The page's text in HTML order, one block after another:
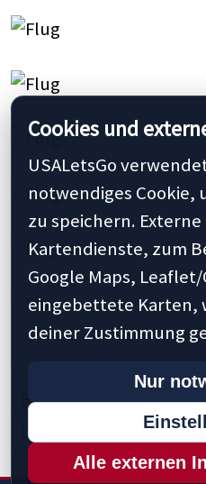
Previous 1 5 10
Last »
Cookies und
USALetsGo
notwendiges Cookie,
zu speichern.
Kartendienste, zum
Google Maps,
eingebettete Karten,
deiner Zustimmung
Nur
Alle externen